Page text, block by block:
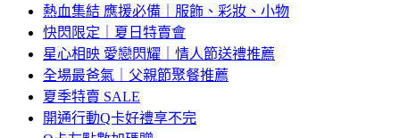
熱血集結 應援必備｜服飾、彩妝、小物
快閃限定｜夏日特賣會
星心相映 愛戀閃耀｜情人節送禮推薦
全場最爸氣｜父親節聚餐推薦
夏季特賣 SALE
開通行動Q卡好禮享不完